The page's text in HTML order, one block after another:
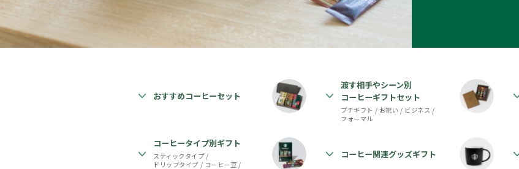
おすすめコーヒーセット
渡す相手やシーン別
コーヒーギフトセット
プチギフト / お祝い / ビジネス /
フォーマル
コーヒータイプ別ギフト
スティックタイプ/
ドリップタイプ / コーヒー豆 /
コーヒー関連グッズギフト